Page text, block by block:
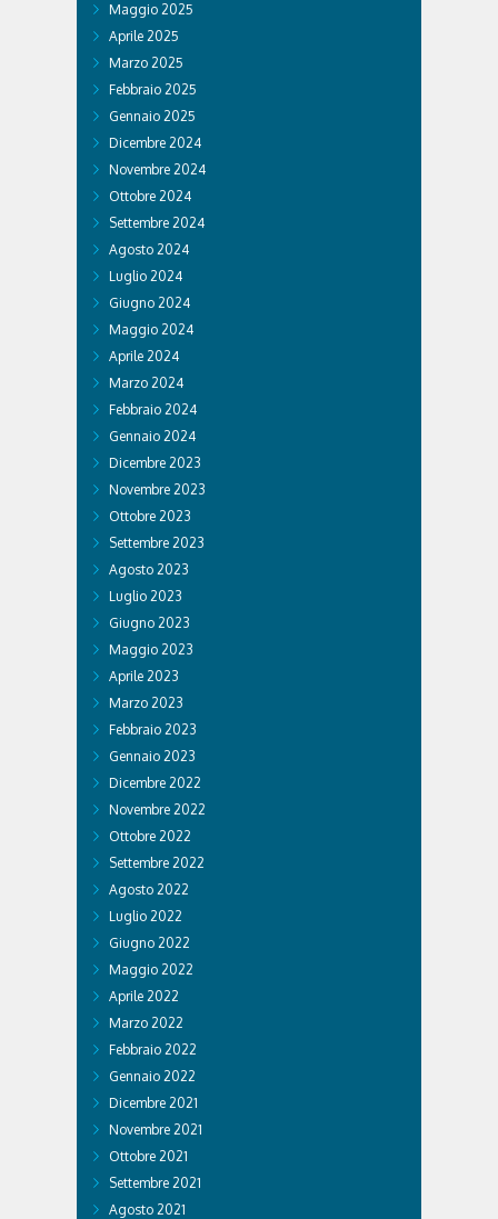
Maggio 2025
Aprile 2025
Marzo 2025
Febbraio 2025
Gennaio 2025
Dicembre 2024
Novembre 2024
Ottobre 2024
Settembre 2024
Agosto 2024
Luglio 2024
Giugno 2024
Maggio 2024
Aprile 2024
Marzo 2024
Febbraio 2024
Gennaio 2024
Dicembre 2023
Novembre 2023
Ottobre 2023
Settembre 2023
Agosto 2023
Luglio 2023
Giugno 2023
Maggio 2023
Aprile 2023
Marzo 2023
Febbraio 2023
Gennaio 2023
Dicembre 2022
Novembre 2022
Ottobre 2022
Settembre 2022
Agosto 2022
Luglio 2022
Giugno 2022
Maggio 2022
Aprile 2022
Marzo 2022
Febbraio 2022
Gennaio 2022
Dicembre 2021
Novembre 2021
Ottobre 2021
Settembre 2021
Agosto 2021